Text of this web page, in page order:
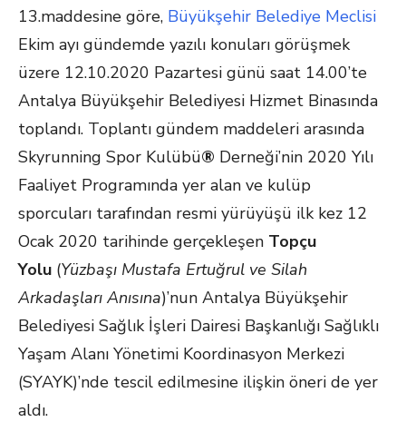
13.maddesine göre, Büyükşehir Belediye Meclisi
Ekim ayı gündemde yazılı konuları görüşmek
üzere 12.10.2020 Pazartesi günü saat 14.00’te
Antalya Büyükşehir Belediyesi Hizmet Binasında
toplandı. Toplantı gündem maddeleri arasında
Skyrunning Spor Kulübü® Derneği’nin 2020 Yılı
Faaliyet Programında yer alan ve kulüp
sporcuları tarafından resmi yürüyüşü ilk kez 12
Ocak 2020 tarihinde gerçekleşen Topçu
Yolu (Yüzbaşı Mustafa Ertuğrul ve Silah
Arkadaşları Anısına)’nun Antalya Büyükşehir
Belediyesi Sağlık İşleri Dairesi Başkanlığı Sağlıklı
Yaşam Alanı Yönetimi Koordinasyon Merkezi
(SYAYK)’nde tescil edilmesine ilişkin öneri de yer
aldı.